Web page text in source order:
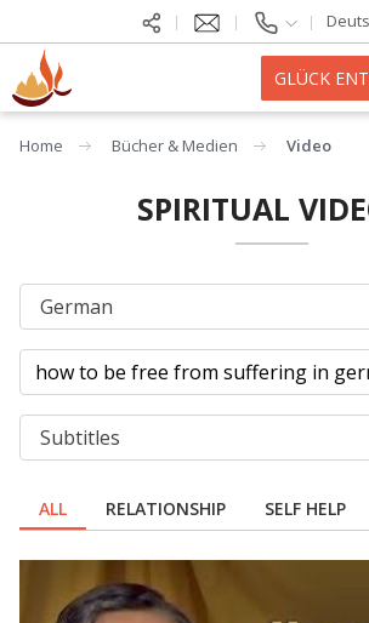
GLÜCK
Home Bücher & Medien Video
SPIRITUAL
ALL RELATIONSHIP SELF HELP